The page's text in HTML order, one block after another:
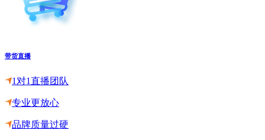
带货直播
1对1直播团队
专业更放心
品牌质量过硬